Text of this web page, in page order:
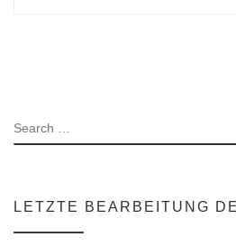
SEARCH
LETZTE BEARBEITUNG